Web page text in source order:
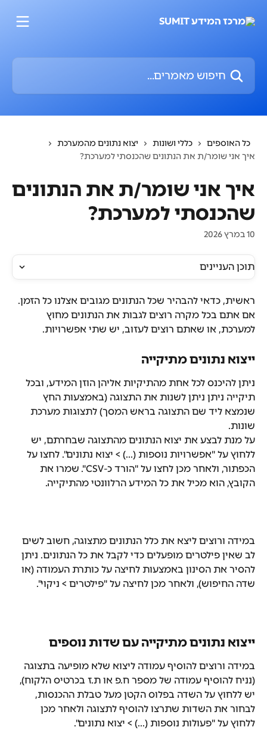
חיפוש מאמרים...
כל האוספים כללי ושונות
יצוא נתונים מהמערכת
איך אני שומר/ת את הנתונים שהכנסתי למערכת?
איך אני שומר/ת את הנתונים
שהכנסתי למערכת?
10 במרץ 2026
תוכן העניינים
ראשית, כדאי להבהיר שכל הנתונים מגובים אצלנו כל הזמן.
אם אתם בכל מקרה רוצים לגבות את הנתונים מחוץ
למערכת, או שאתם רוצים לעזוב, יש שתי אפשרויות.
ייצוא נתונים מתיקייה
ניתן להיכנס לכל אחת מהתיקיות אליהן הוזן המידע, ובכל
תיקייה ניתן ניתן לשנות את התצוגה (באמצעות החץ
שנמצא ליד שם התצוגה בראש המסך) לתצוגות מערכת
שונות.
על מנת לבצע את יצוא הנתונים מהתצוגה שבחרתם, יש
ללחוץ על "אפשרויות נוספות (...) > יצוא נתונים". לחצו על
הכפתור, ולאחר מכן לחצו על "הורד כ-CSV". שמרו את
הקובץ, הוא מכיל את כל המידע הרלוונטי מהתיקייה.
במידה ורוצים ליצא את כלל הנתונים מתצוגה, חשוב לשים
לב שאין פילטרים מופעלים כדי לקבל את כל הנתונים. ניתן
להסיר את הסינון באמצעות לחיצה על כותרת העמודה (או
שדה החיפוש), ולאחר מכן לחיצה על "פילטרים > ניקוי".
ייצוא נתונים מתיקייה עם שדות נוספים
במידה ורוצים להוסיף עמודה ליצוא שלא מופיעה בתצוגה
(נניח להוסיף עמודה של מספר ח.פ או ת.ז בכרטיס הלקוח),
יש ללחוץ על השדה בפלוס הקטן מעל טבלת ההכנסות,
לבחור את השדות שתרצו להוסיף לתצוגה ולאחר מכן
ללחוץ על "פעולות נוספות (...) > יצוא נתונים".